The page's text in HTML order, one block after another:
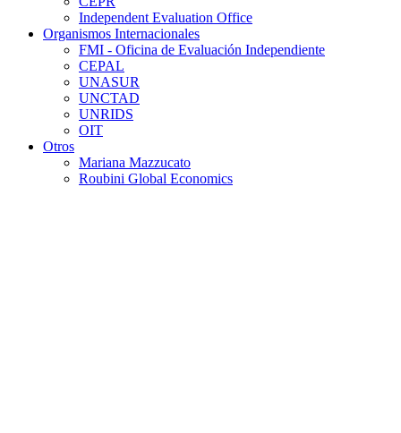
Independent Evaluation Office
Organismos Internacionales
FMI - Oficina de Evaluación Independiente
CEPAL
UNASUR
UNCTAD
UNRIDS
OIT
Otros
Mariana Mazzucato
Roubini Global Economics